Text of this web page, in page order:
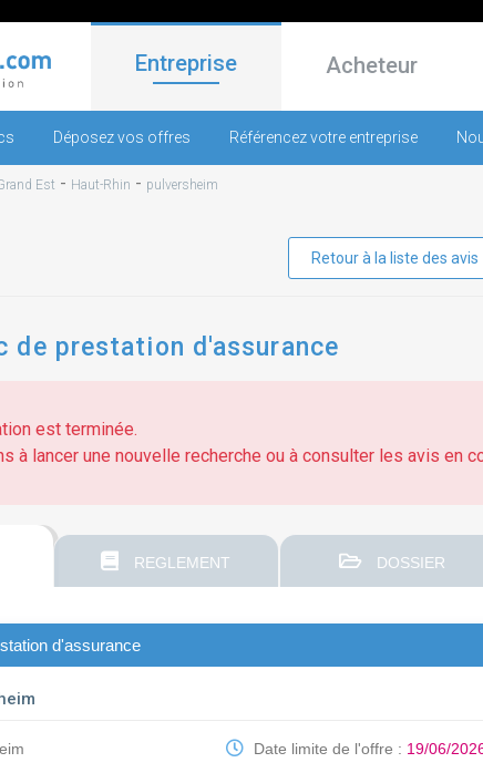
Entreprise Acheteur
Déposez vos offres Référencez votre entreprise
Est - Haut-Rhin - pulversheim
Retour à la liste des avis
de prestation d'assurance
est terminée.
à lancer une nouvelle recherche ou à consulter les avis en
REGLEMENT DOSSIER
d'assurance
Date limite de l'offre : 19/06/